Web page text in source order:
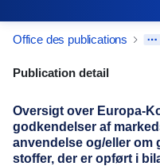
Office des publications
Publication Detail
Publication detail
Oversigt over Europa-
godkendelser af
anvendelse og/eller om
stoffer, der er opført i